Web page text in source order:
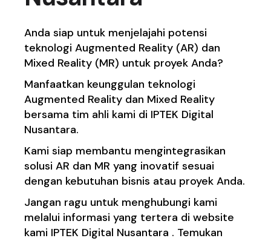
Anda siap untuk menjelajahi potensi
teknologi Augmented Reality (AR) dan
Mixed Reality (MR) untuk proyek Anda?
Manfaatkan keunggulan teknologi
Augmented Reality dan Mixed Reality
bersama tim ahli kami di IPTEK Digital
Nusantara.
Kami siap membantu mengintegrasikan
solusi AR dan MR yang inovatif sesuai
dengan kebutuhan bisnis atau proyek Anda.
Jangan ragu untuk menghubungi kami
melalui informasi yang tertera di website
kami IPTEK Digital Nusantara . Temukan